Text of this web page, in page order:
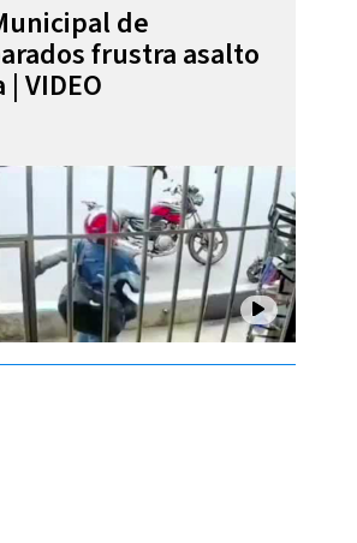
de
frustra asalto
VIDEO